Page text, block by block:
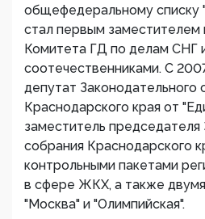
общефедеральному списку
стал первым заместителем
Комитета ГД по делам СНГ
соотечественниками. С
депутат Законодательного
Краснодарского края от
заместитель председателя
собрания Краснодарского
контрольными пакетами
в сфере ЖКХ, а также двумя
"Москва" и "Олимпийская".